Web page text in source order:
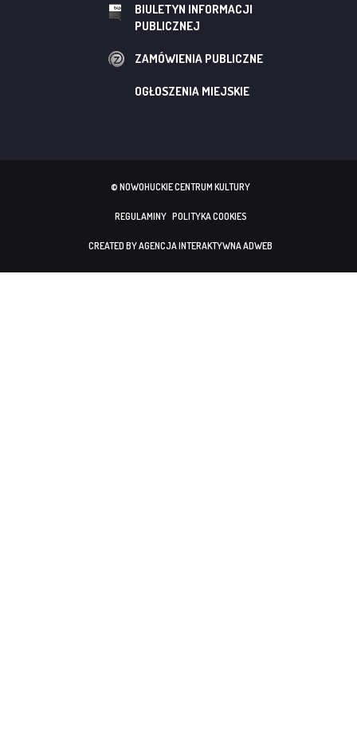
BIULETYN INFORMACJI
PUBLICZNEJ
ZAMÓWIENIA PUBLICZNE
OGŁOSZENIA MIEJSKIE
© NOWOHUCKIE CENTRUM KULTURY
REGULAMINY POLITYKA COOKIES
CREATED BY AGENCJA INTERAKTYWNA ADWEB